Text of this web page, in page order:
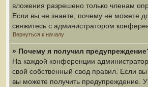
вложения разрешено только членам
Если вы не знаете, почему не можете
свяжитесь с администратором
Вернуться к началу
» Почему я получил
На каждой конференции
свой собственный свод правил. Если
вы можете получить предупреждение.